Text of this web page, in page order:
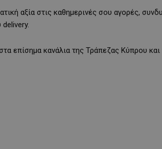
αξία στις καθημερινές σου αγορές,
επίσημα κανάλια της Τράπεζας Κύπρου και